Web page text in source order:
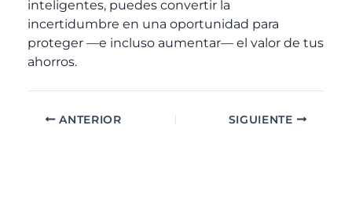
inteligentes, puedes convertir la
incertidumbre en una oportunidad para
proteger —e incluso aumentar— el valor de tus
ahorros.
ANTERIOR SIGUIENTE